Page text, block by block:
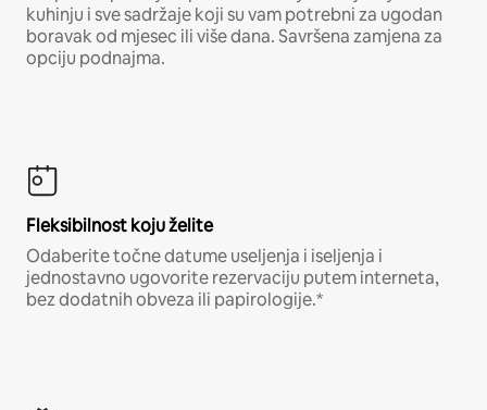
kuhinju i sve sadržaje koji su vam potrebni za ugodan
boravak od mjesec ili više dana. Savršena zamjena za
opciju podnajma.
Fleksibilnost koju želite
Odaberite točne datume useljenja i iseljenja i
jednostavno ugovorite rezervaciju putem interneta,
bez dodatnih obveza ili papirologije.*